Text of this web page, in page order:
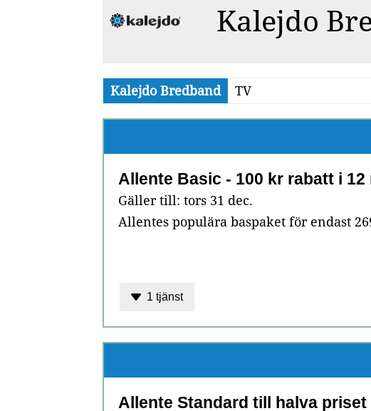
Kalejdo
Kalejdo Bredband TV
Allente Basic - 100 kr rabatt i 12
Gäller till: tors 31 dec.
Allentes populära baspaket för endast
1 tjänst
Allente Standard till halva priset